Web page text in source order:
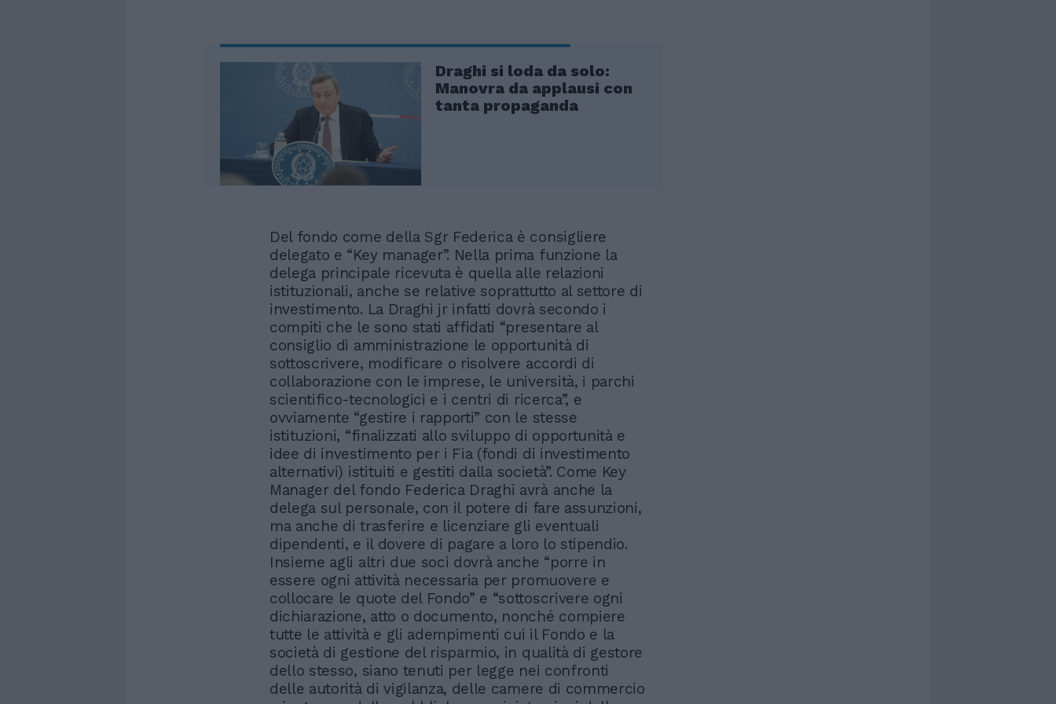
Draghi si loda da solo:
Manovra da applausi con
tanta propaganda
Del fondo come della Sgr Federica è consigliere
delegato e “Key manager”. Nella prima funzione la
delega principale ricevuta è quella alle relazioni
istituzionali, anche se relative soprattutto al settore di
investimento. La Draghi jr infatti dovrà secondo i
compiti che le sono stati affidati “presentare al
consiglio di amministrazione le opportunità di
sottoscrivere, modificare o risolvere accordi di
collaborazione con le imprese, le università, i parchi
scientifico-tecnologici e i centri di ricerca”, e
ovviamente “gestire i rapporti” con le stesse
istituzioni, “finalizzati allo sviluppo di opportunità e
idee di investimento per i Fia (fondi di investimento
alternativi) istituiti e gestiti dalla società”. Come Key
Manager del fondo Federica Draghi avrà anche la
delega sul personale, con il potere di fare assunzioni,
ma anche di trasferire e licenziare gli eventuali
dipendenti, e il dovere di pagare a loro lo stipendio.
Insieme agli altri due soci dovrà anche “porre in
essere ogni attività necessaria per promuovere e
collocare le quote del Fondo” e “sottoscrivere ogni
dichiarazione, atto o documento, nonché compiere
tutte le attività e gli adempimenti cui il Fondo e la
società di gestione del risparmio, in qualità di gestore
dello stesso, siano tenuti per legge nei confronti
delle autorità di vigilanza, delle camere di commercio